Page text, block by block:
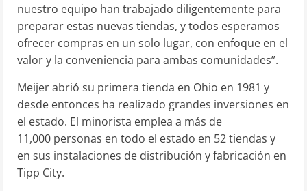
nuestro equipo han trabajado diligentemente para
preparar estas nuevas tiendas, y todos esperamos
ofrecer compras en un solo lugar, con enfoque en el
valor y la conveniencia para ambas comunidades”.
Meijer abrió su primera tienda en Ohio en 1981 y
desde entonces ha realizado grandes inversiones en
el estado. El minorista emplea a más de
11,000 personas en todo el estado en 52 tiendas y
en sus instalaciones de distribución y fabricación en
Tipp City.